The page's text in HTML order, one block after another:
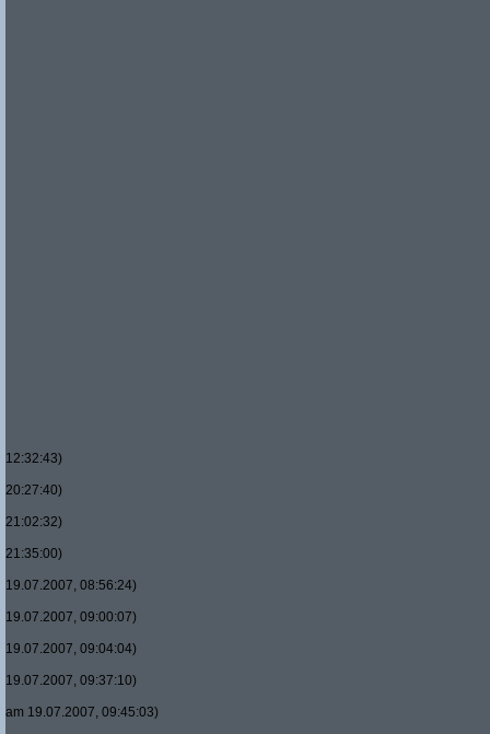
12:32:43)
20:27:40)
21:02:32)
21:35:00)
19.07.2007, 08:56:24)
19.07.2007, 09:00:07)
19.07.2007, 09:04:04)
19.07.2007, 09:37:10)
am 19.07.2007, 09:45:03)